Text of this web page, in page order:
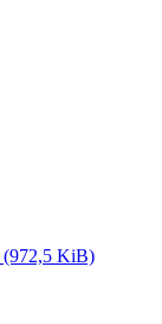
(972,5 KiB)